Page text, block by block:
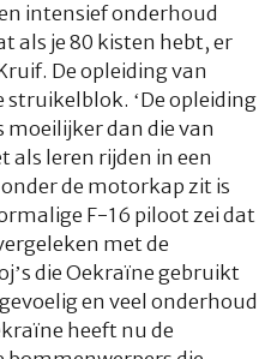
intensief onderhoud
als je 80 kisten hebt, er
De opleiding van
‘De opleiding
moeilijker dan die van
als leren rijden in een
de motorkap zit is
F-16 piloot zei dat
met de
die Oekraïne gebruikt
en veel onderhoud
heeft nu de